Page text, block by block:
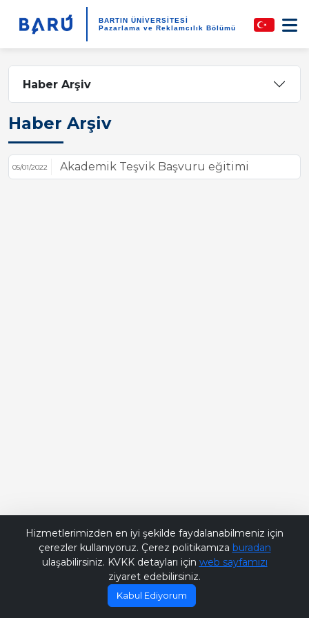
BARTIN ÜNİVERSİTESİ
Pazarlama ve Reklamcılık Bölümü
Haber Arşiv
Haber Arşiv
05/01/2022 Akademik Teşvik Başvuru eğitimi
Hizmetlerimizden en iyi şekilde faydalanabilmeniz için
çerezler kullanıyoruz. Çerez politikamıza buradan
ulaşabilirsiniz. KVKK detayları için web sayfamızı
ziyaret edebilirsiniz.
Kabul Ediyorum
Bana Soru Sor | Ask Me